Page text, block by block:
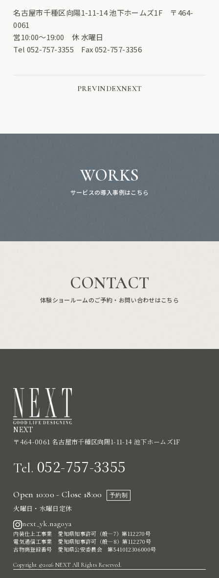
名古屋市千種区向陽1-11-14 池下ホームズ1F 〒464-
0061
営10:00〜19:00 休 水曜日
Tel 052-757-3355 Fax 052-757-3356
PREVINDEXNEXT
WORKS
サービスの導入事例はこちら
CONTACT
体験ショールームのご予約・お問い合わせはこちら
NEXT
〒464-0061 名古屋市千種区向陽1-11-14 池下ホームズ1F
Tel. 052-757-3355
Open 10:00 - Close 18:00 予約制
火曜日・水曜日定休
next_yk.nagoya
内装仕上工事業 愛知県知事許可（般―7）第112270号
電気通信工事業 愛知県知事許可（般―8）第112270号
古物商登録番号 愛知県公安委員会 第541012306000号
Copyright ©2026 NEXT All Rights Reserved.